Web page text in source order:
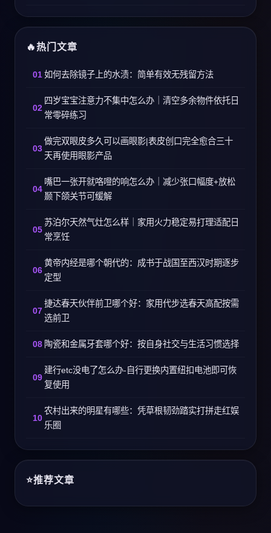
热门文章
如何去除镜子上的水渍：简单有效无残留方法
四岁宝宝注意力不集中怎么办｜清空多余物件依托日
常零碎练习
做完双眼皮多久可以画眼影|表皮创口完全愈合三十
天再使用眼影产品
嘴巴一张开就咯噔的响怎么办｜减少张口幅度+放松
颞下颌关节可缓解
苏泊尔天然气灶怎么样｜家用火力稳定易打理适配日
常烹饪
黄帝内经是哪个朝代的：成书于战国至西汉时期逐步
定型
捷达春天伙伴前卫哪个好：家用代步选春天高配按需
选前卫
陶瓷和金属牙套哪个好：按自身社交与生活习惯选择
建行etc没电了怎么办-自行更换内置纽扣电池即可恢
复使用
农村出来的明星有哪些：凭草根韧劲踏实打拼走红娱
乐圈
推荐文章